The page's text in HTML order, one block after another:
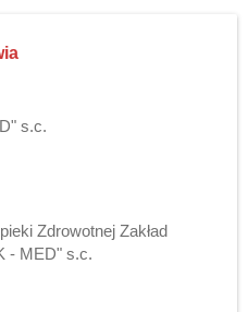
s.c.
Zdrowotnej Zakład
- MED" s.c.